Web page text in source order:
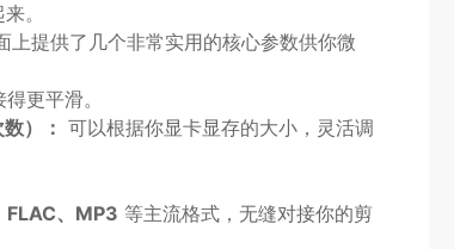
。
提供了几个非常实用的核心参数供你微
更平滑。
）： 可以根据你显卡显存的大小，灵活调
FLAC、MP3 等主流格式，无缝对接你的剪